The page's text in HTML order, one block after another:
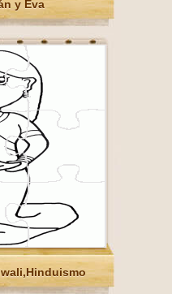
y Eva